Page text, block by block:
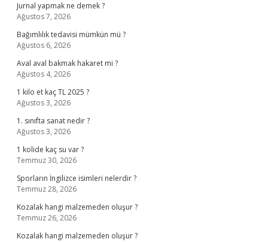
Jurnal yapmak ne demek ?
Ağustos 7, 2026
Bağımlılık tedavisi mümkün mü ?
Ağustos 6, 2026
Aval aval bakmak hakaret mi ?
Ağustos 4, 2026
1 kilo et kaç TL 2025 ?
Ağustos 3, 2026
1. sınıfta sanat nedir ?
Ağustos 3, 2026
1 kolide kaç su var ?
Temmuz 30, 2026
Sporların İngilizce isimleri nelerdir ?
Temmuz 28, 2026
Kozalak hangi malzemeden oluşur ?
Temmuz 26, 2026
Kozalak hangi malzemeden oluşur ?